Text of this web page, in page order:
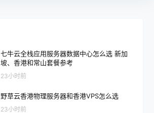
七牛云全栈应用服务器数据中心怎么选 新加
坡、香港和常山套餐参考
23小时前
野草云香港物理服务器和香港VPS怎么选
23小时前